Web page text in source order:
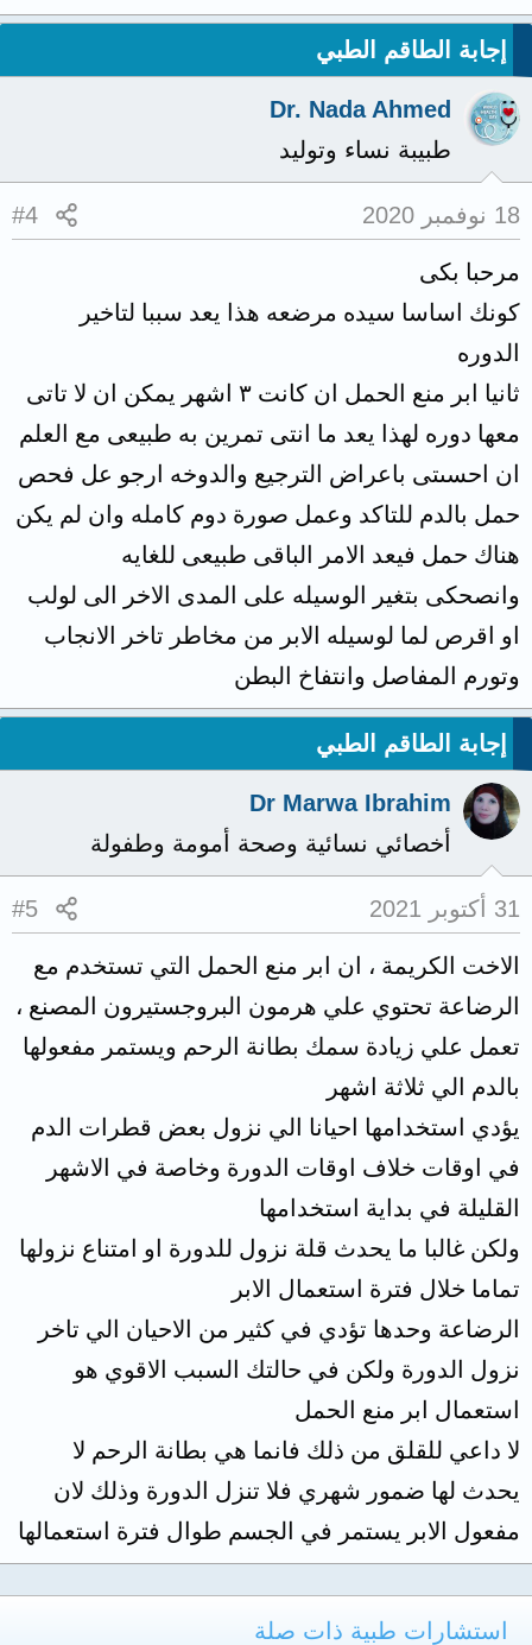
إجابة الطاقم الطبي
Dr. Nada Ahmed
طبيبة نساء وتوليد
18 نوفمبر 2020 #4
مرحبا بكى
كونك اساسا سيده مرضعه هذا يعد سببا لتاخير
الدوره
ثانيا ابر منع الحمل ان كانت ٣ اشهر يمكن ان لا تاتى
معها دوره لهذا يعد ما انتى تمرين به طبيعى مع العلم
ان احسىتى باعراض الترجيع والدوخه ارجو عل فحص
حمل بالدم للتاكد وعمل صورة دوم كامله وان لم يكن
هناك حمل فيعد الامر الباقى طبيعى للغايه
وانصحكى بتغير الوسيله على المدى الاخر الى لولب
او اقرص لما لوسيله الابر من مخاطر تاخر الانجاب
وتورم المفاصل وانتفاخ البطن
إجابة الطاقم الطبي
Dr Marwa Ibrahim
أخصائي نسائية وصحة أمومة وطفولة
31 أكتوبر 2021 #5
الاخت الكريمة ، ان ابر منع الحمل التي تستخدم مع
الرضاعة تحتوي علي هرمون البروجستيرون المصنع ،
تعمل علي زيادة سمك بطانة الرحم ويستمر مفعولها
بالدم الي ثلاثة اشهر
يؤدي استخدامها احيانا الي نزول بعض قطرات الدم
في اوقات خلاف اوقات الدورة وخاصة في الاشهر
القليلة في بداية استخدامها
ولكن غالبا ما يحدث قلة نزول للدورة او امتناع نزولها
تماما خلال فترة استعمال الابر
الرضاعة وحدها تؤدي في كثير من الاحيان الي تاخر
نزول الدورة ولكن في حالتك السبب الاقوي هو
استعمال ابر منع الحمل
لا داعي للقلق من ذلك فانما هي بطانة الرحم لا
يحدث لها ضمور شهري فلا تنزل الدورة وذلك لان
مفعول الابر يستمر في الجسم طوال فترة استعمالها
استشارات طبية ذات صلة